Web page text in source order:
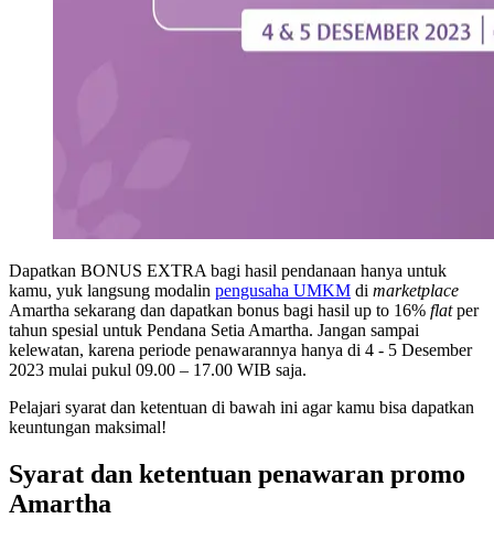
Dapatkan BONUS EXTRA bagi hasil pendanaan hanya untuk
kamu, yuk langsung modalin pengusaha UMKM di marketplace
Amartha sekarang dan dapatkan bonus bagi hasil up to 16% flatper
tahun spesial untuk Pendana Setia Amartha. Jangan sampai
kelewatan, karena periode penawarannya hanya di 4 - 5 Desember
2023 mulai pukul 09.00 – 17.00 WIB saja.
Pelajari syarat dan ketentuan di bawah ini agar kamu bisa dapatkan
keuntungan maksimal!
Syarat dan ketentuan penawaran promo
Amartha